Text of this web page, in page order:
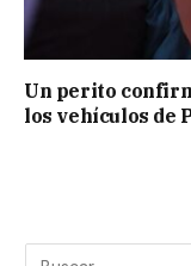
Un perito
los vehículos de